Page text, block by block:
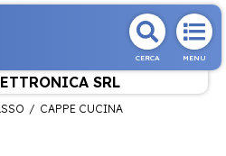
CERCA MENU
SRL
CAPPE CUCINA